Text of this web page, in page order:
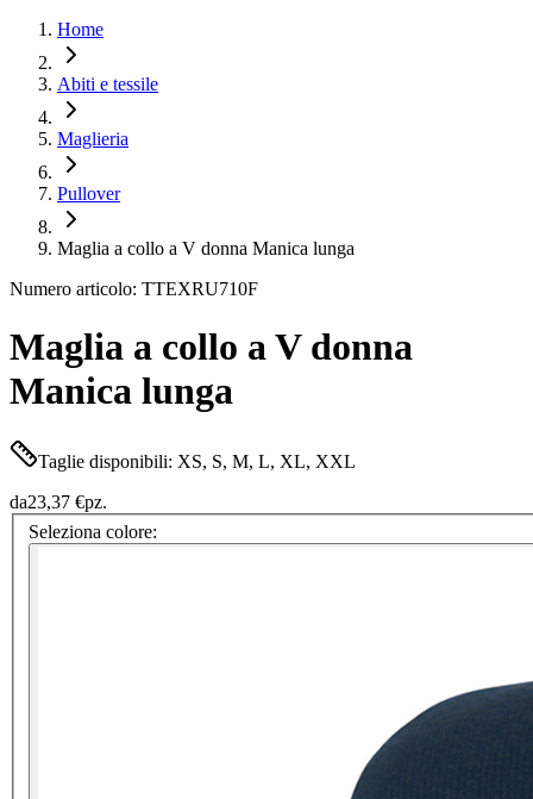
Home
Abiti e tessile
Maglieria
Pullover
Maglia a collo a V donna Manica lunga
Numero articolo: TTEXRU710F
Maglia a collo a V donna
Manica lunga
Taglie disponibili: XS, S, M, L, XL, XXL
da23,37 €pz.
Seleziona colore: